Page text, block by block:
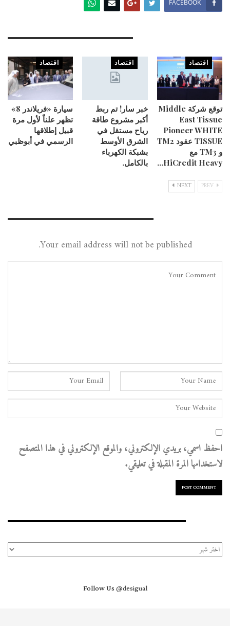
FACEBOOK
اقتصاد
توقع شركة Middle
East Tissue
Pioneer WHITE
TISSUE عقود TM2
و TM3 مع
HiCredit Heavy…
اقتصاد
خبر سار! تم ربط
أكبر مشروع طاقة
رياح مستقل في
الشرق الأوسط
بشبكة الكهرباء
بالكامل.
اقتصاد
سيارة «فريلاندر 8»
تظهر علناً لأول مرة
قبيل إطلاقها
الرسمي في أبوظبي
NEXT
Your email address will not be published.
احفظ اسمي، بريدي الإلكتروني، والموقع الإلكتروني في هذا المتصفح
لاستخدامها المرة المقبلة في تعليقي.
الأرشيف
Follow Us@desigual